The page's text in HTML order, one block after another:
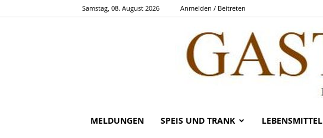
Samstag, 08. August 2026 Anmelden / Beitreten
MELDUNGEN SPEIS UND TRANK LEBENSMITTEL